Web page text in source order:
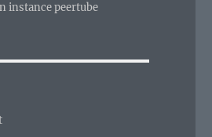
instance peertube